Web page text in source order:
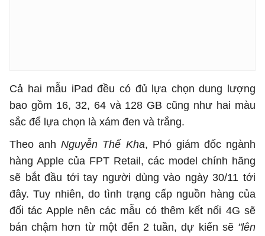
Cả hai mẫu iPad đều có đủ lựa chọn dung lượng
bao gồm 16, 32, 64 và 128 GB cũng như hai màu
sắc để lựa chọn là xám đen và trắng.
Theo anhNguyễn Thế Kha, Phó giám đốc ngành
hàng Apple của FPT Retail, các model chính hãng
sẽ bắt đầu tới tay người dùng vào ngày 30/11 tới
đây. Tuy nhiên, do tình trạng cấp nguồn hàng của
đối tác Apple nên các mẫu có thêm kết nối 4G sẽ
bán chậm hơn từ một đến 2 tuần, dự kiến sẽ "lên